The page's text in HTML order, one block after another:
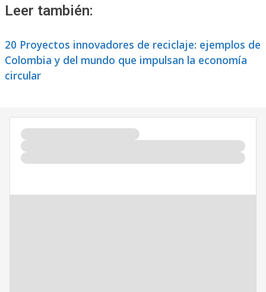
Leer también:
20 Proyectos innovadores de reciclaje: ejemplos de
Colombia y del mundo que impulsan la economía
circular